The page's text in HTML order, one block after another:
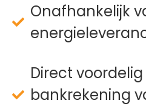
Onafhankelijk
Direct
bankrekening